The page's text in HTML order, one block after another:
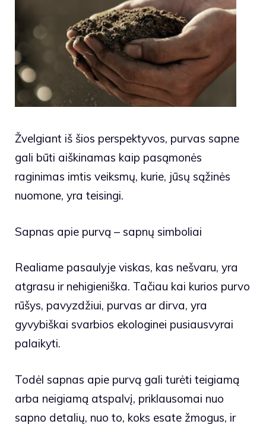
Žvelgiant iš šios perspektyvos, purvas sapne
gali būti aiškinamas kaip pasąmonės
raginimas imtis veiksmų, kurie, jūsų sąžinės
nuomone, yra teisingi.
Sapnas apie purvą – sapnų simboliai
Realiame pasaulyje viskas, kas nešvaru, yra
atgrasu ir nehigieniška. Tačiau kai kurios purvo
rūšys, pavyzdžiui, purvas ar dirva, yra
gyvybiškai svarbios ekologinei pusiausvyrai
palaikyti.
Todėl sapnas apie purvą gali turėti teigiamą
arba neigiamą atspalvį, priklausomai nuo
sapno detalių, nuo to, koks esate žmogus, ir